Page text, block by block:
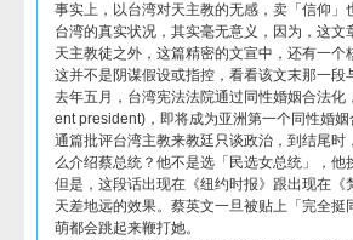
事实上，以台湾对天主教的无感，卖「信仰
台湾的真实状况，其实毫无意义，因为，这
天主教徒之外，这篇精密的文宣中，还有一
这并不是阴谋假设或指控，看看该文末那一段
去年五月，台湾宪法法院通过同性婚姻合法
ent president)，即将成为亚洲第一个同性婚姻
通篇批评台湾主教来教廷只谈政治，到结尾
么介绍蔡总统？他不是选「民选女总统」，
但是，这段话出现在《纽约时报》跟出现在
天差地远的效果。蔡英文一旦被贴上「完全
萌都会跳起来鞭打她。